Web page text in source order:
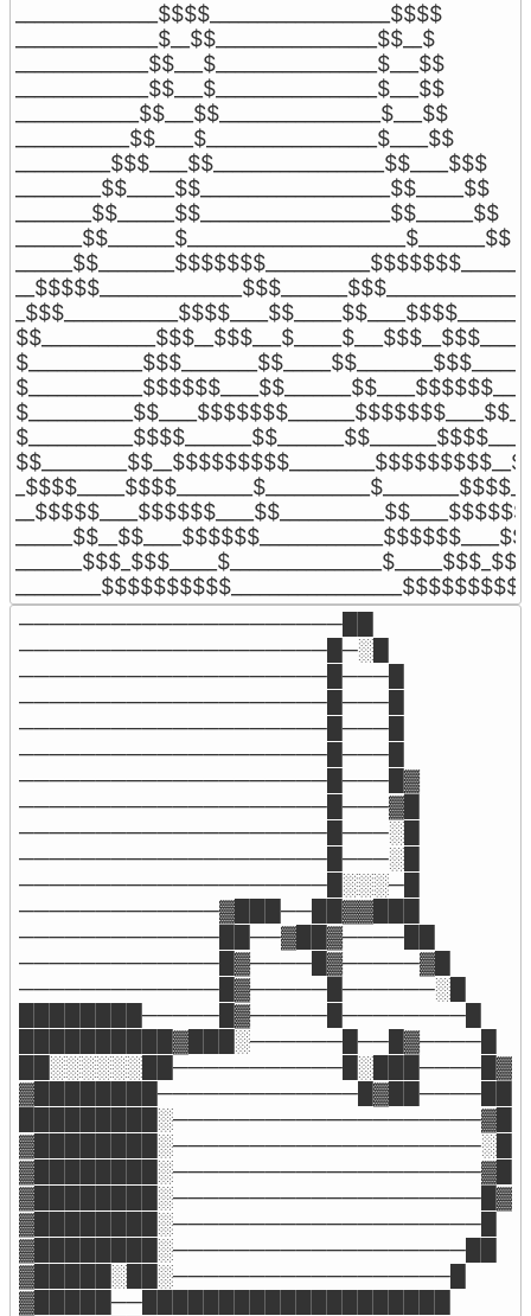
_______________$$$$___________________$$$$
_______________$__$$_________________$$__$
______________$$___$_________________$___$$
______________$$___$_________________$___$$
_____________$$___$$_________________$___$$
____________$$____$__________________$____$$
__________$$$____$$__________________$$____$$$
_________$$_____$$____________________$$_____$$
________$$______$$____________________$$______$$
_______$$_______$_______________________$_______$$
_______$$$_$$$_____$________________$_____$$$_$$$
_________$$$$$$$$$$__________________$$$$$$$$$..
─────────────────────██
────────────────────█─░█
────────────────────█───█
────────────────────█───█
────────────────────█───█
────────────────────█───█
────────────────────█───█▓
────────────────────█───▓█
────────────────────█───░█
────────────────────█───░█
────────────────────█░░░─█
─────────────▓███──██▓▓███
─────────────██──▓██▓────██
─────────────█▓────█▓─────▓█
─────────────█▓─────█──────░█
████████─────█▓─────█────────█
██████████▓███░──────█──█▓────█
██░░░░░░██───────────█░███────█▓
▓████████─────────────█▓██────██
█████████░────────────────────▓█
▓████████░────────────────────░█
▓████████░────────────────────▓█
▓████████░────────────────────█▓
▓████████░────────────────────█
▓████████░───────────────────██
▓█████░██░──────────────────█
▓█████──████████████████████